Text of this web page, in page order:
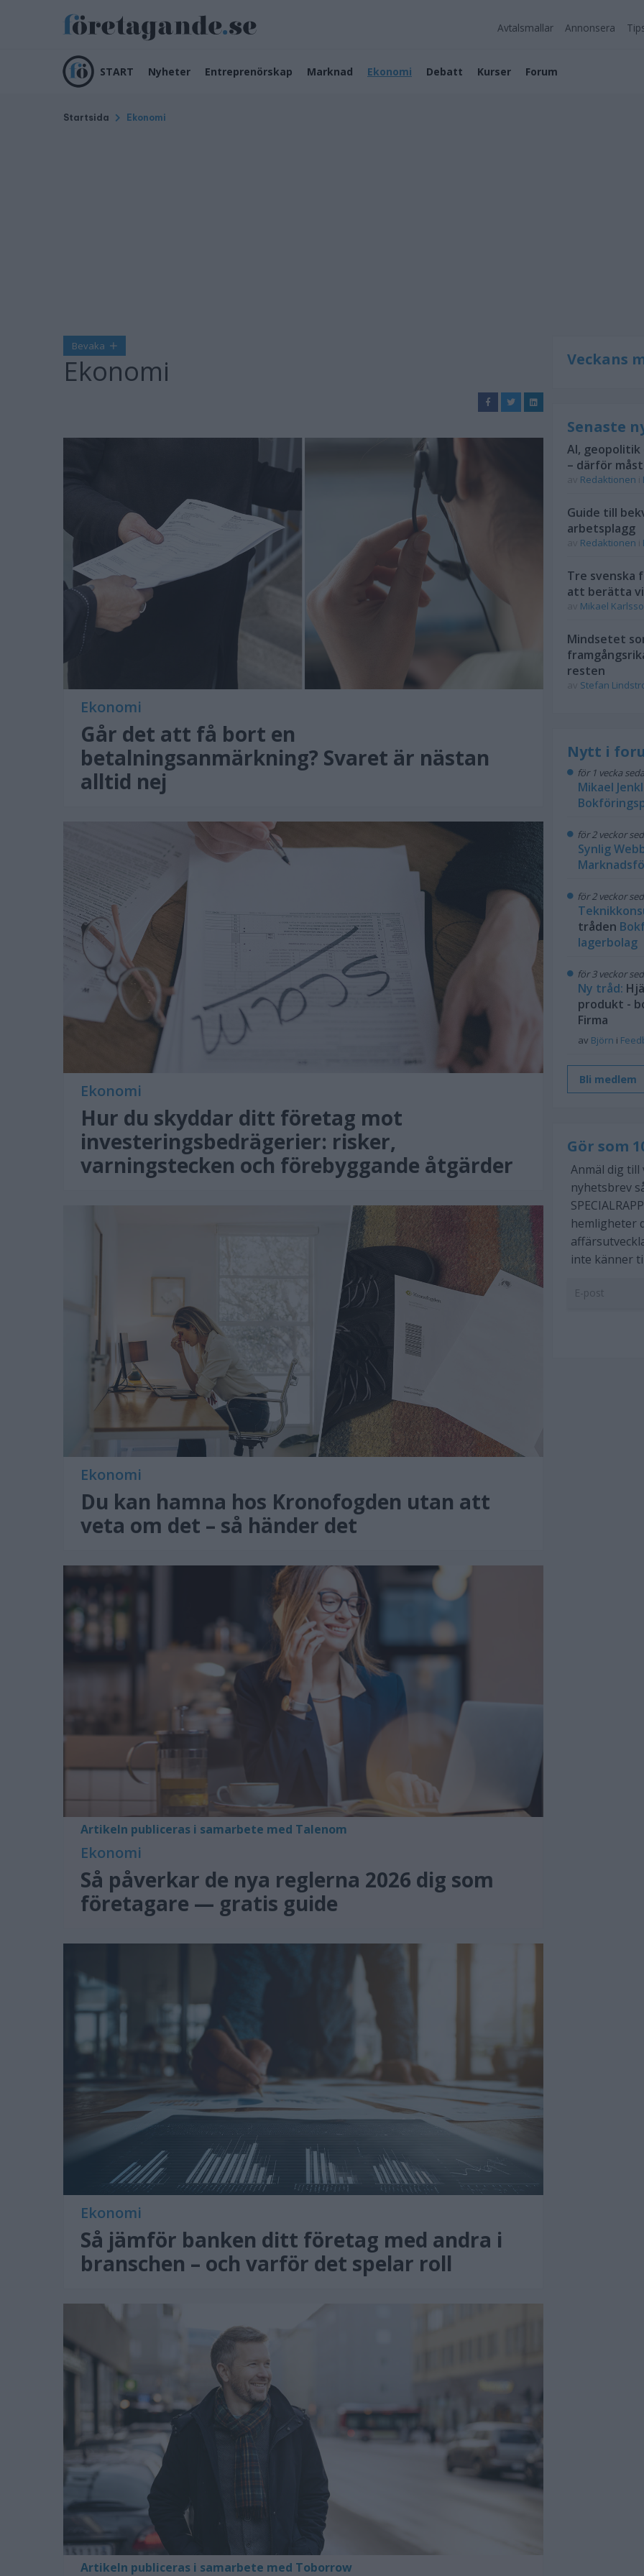
Avtalsmallar Annonsera
START Nyheter Entreprenörskap Marknad Ekonomi Debatt Kurser Forum
Startsida Ekonomi
Bevaka
Ekonomi
Ekonomi
Går det att få bort en
betalningsanmärkning? Svaret är nästan
alltid nej
Ekonomi
Hur du skyddar ditt företag mot
investeringsbedrägerier: risker,
varningstecken och förebyggande åtgärder
Ekonomi
Du kan hamna hos Kronofogden utan att
veta om det – så händer det
Artikeln publiceras i samarbete med Talenom
Ekonomi
Så påverkar de nya reglerna 2026 dig som
företagare — gratis guide
Ekonomi
Så jämför banken ditt företag med andra i
branschen – och varför det spelar roll
Artikeln publiceras i samarbete med Toborrow
Veckans
Senaste
AI,
– därför
Redaktionen
Guide till
arbetsplagg
Redaktionen
Tre svenska
att berätta
Mikael
Mindsetet
resten
Stefan
Nytt i
för 1 vecka
Mikael
för 2 veckor
Synlig
för 2 veckor
tråden
lagerbolag
för 3 veckor
Ny tråd:
produkt -
Firma
av Björn i
Bli medlem
Gör som
Anmäl dig
nyhetsbrev
hemligheter
inte känner